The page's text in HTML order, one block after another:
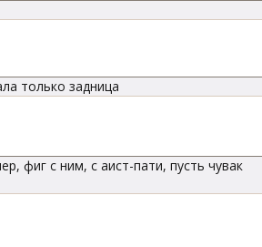
только задница
фиг с ним, с аист-пати, пусть чувак